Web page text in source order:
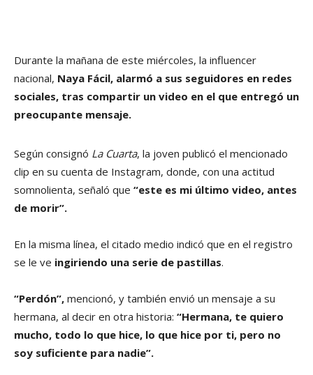
Durante la mañana de este miércoles, la influencer
nacional, Naya Fácil, alarmó a sus seguidores en redes
sociales, tras compartir un video en el que entregó un
preocupante mensaje.
Según consignó La Cuarta, la joven publicó el mencionado
clip en su cuenta de Instagram, donde, con una actitud
somnolienta, señaló que “este es mi último video, antes
de morir”.
En la misma línea, el citado medio indicó que en el registro
se le ve ingiriendo una serie de pastillas.
“Perdón”, mencionó, y también envió un mensaje a su
hermana, al decir en otra historia: “Hermana, te quiero
mucho, todo lo que hice, lo que hice por ti, pero no
soy suficiente para nadie”.